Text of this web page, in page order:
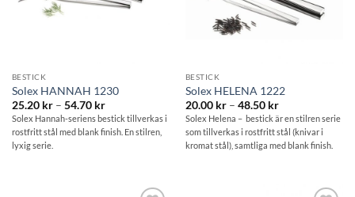
BESTICK
Solex HANNAH 1230
25.20 kr – 54.70 krPrisintervall:
25.20 kr
till
54.70 kr
Solex Hannah-seriens bestick tillverkas i
rostfritt stål med blank finish. En stilren,
lyxig serie.
BESTICK
Solex HELENA 1222
20.00 kr – 48.50 krPrisintervall:
20.00 kr
till
48.50 kr
Solex Helena – bestick är en stilren serie
som tillverkas i rostfritt stål (knivar i
kromat stål), samtliga med blank finish.